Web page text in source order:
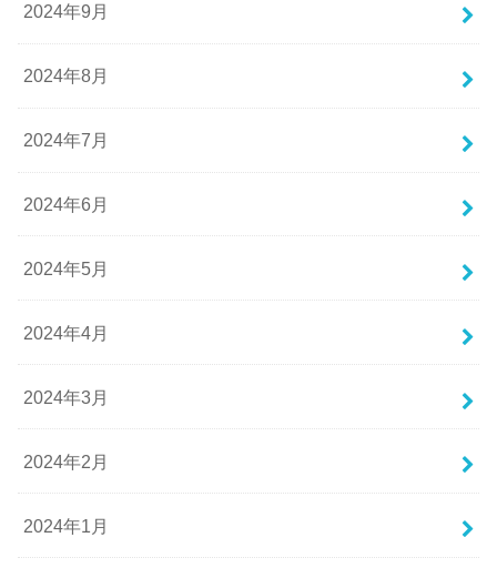
2024年9月
2024年8月
2024年7月
2024年6月
2024年5月
2024年4月
2024年3月
2024年2月
2024年1月